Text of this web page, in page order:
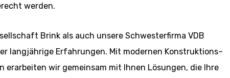
werden.
Brink als auch unsere Schwesterfirma VDB
langjährige Erfahrungen. Mit modernen Konstruktions–
erarbeiten wir gemeinsam mit Ihnen Lösungen, die Ihre